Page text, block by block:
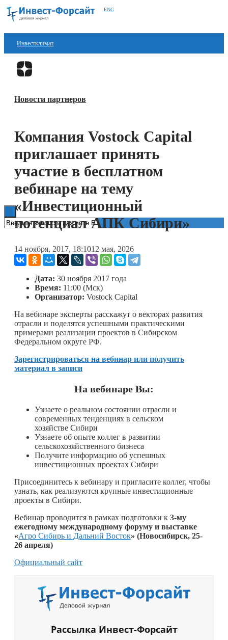
ENG
Инвестклимат
Финансы
Блокчейн
Книги
Новости партнеров
Компания Vostock Capital
приглашает принять
участие в бесплатном
вебинаре на тему
«Инвестиционный
потенциал АПК Сибири»
14 ноября, 2017, 18:1012 мая, 2026
Дата: 30 ноября 2017 года
Время: 11:00 (Мск)
Организатор: Vostock Capital
На вебинаре эксперты расскажут о векторах развития
отрасли и поделятся успешными практическими
примерами реализации проектов в Сибирском
Федеральном округе РФ.
Зарегистрироваться на вебинар или получить
материал в записи
На вебинаре Вы:
Узнаете о реальном состоянии отрасли и
современных тенденциях в сельском
хозяйстве Сибири
Узнаете об опыте коллег в развитии
сельскохозяйственного бизнеса
Получите информацию об успешных
инвестиционных проектах Сибири
Присоединитесь к вебинару и пригласите коллег, чтобы
узнать, как реализуются крупные инвестиционные
проекты в Сибири.
Вебинар проводится в рамках подготовки к 3-му
ежегодному международному форуму и выставке
«Агро Сибирь и Дальний Восток» (Новосибирск, 25-
26 апреля)
Официальный сайт
Рассылка Инвест-Форсайт